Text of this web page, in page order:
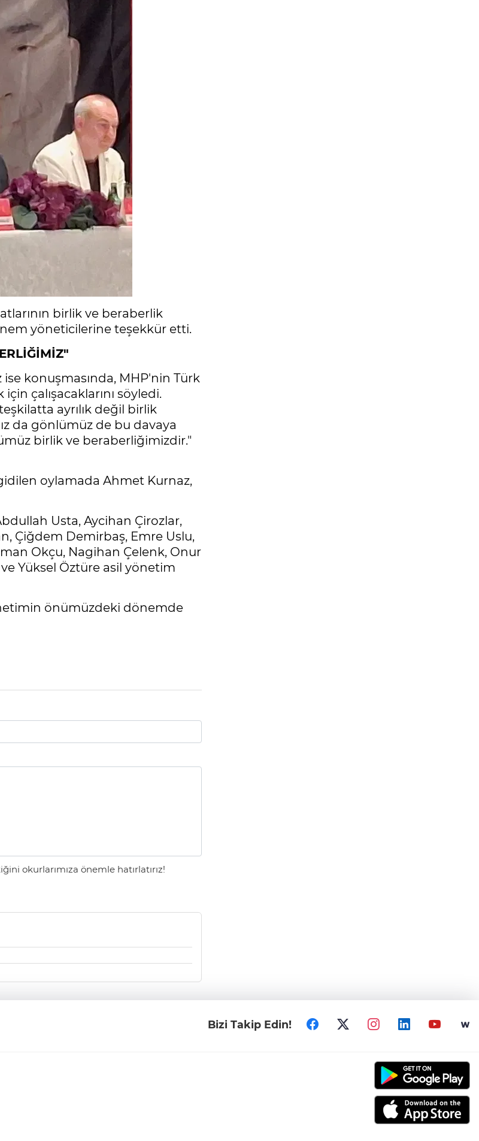
birlik ve beraberlik
yöneticilerine teşekkür etti.
konuşmasında, MHP'nin Türk
çalışacaklarını söyledi.
ayrılık değil birlik
da gönlümüz de bu davaya
birlik ve beraberliğimizdir."
oylamada Ahmet Kurnaz,
Usta, Aycihan Çirozlar,
Çiğdem Demirbaş, Emre Uslu,
Okçu, Nagihan Çelenk, Onur
Yüksel Öztüre asil yönetim
önümüzdeki dönemde
okurlarımıza önemle hatırlatırız!
Bizi Takip Edin!